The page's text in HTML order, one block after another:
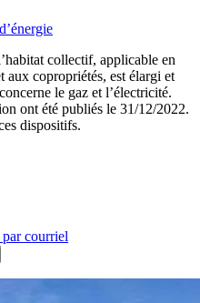
collectif, applicable en
aux copropriétés, est élargi et
le gaz et l’électricité.
ont été publiés le 31/12/2022.
dispositifs.
par courriel